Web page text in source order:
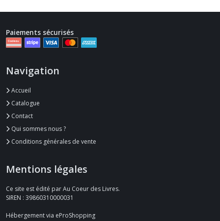
Paiements sécurisés
Navigation
Accueil
Catalogue
Contact
Qui sommes nous ?
Conditions générales de vente
Mentions légales
Ce site est édité par Au Coeur des Livres.
SIREN : 39860310000031
Hébergement via eProShopping